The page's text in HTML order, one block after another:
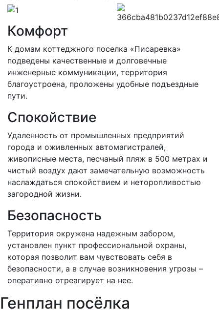
Комфорт
К домам коттеджного поселка «Писаревка»
подведены качественные и долговечные
инженерные коммуникации, территория
благоустроена, проложены удобные подъездные
пути.
Спокойствие
Удаленность от промышленных предприятий
города и оживленных автомагистралей,
живописные места, песчаный пляж в 500 метрах и
чистый воздух дают замечательную возможность
наслаждаться спокойствием и неторопливостью
загородной жизни.
Безопасность
Территория окружена надежным забором,
установлен пункт профессиональной охраны,
которая позволит вам чувствовать себя в
безопасности, а в случае возникновения угрозы –
оперативно отреагирует на нее.
Генплан посёлка